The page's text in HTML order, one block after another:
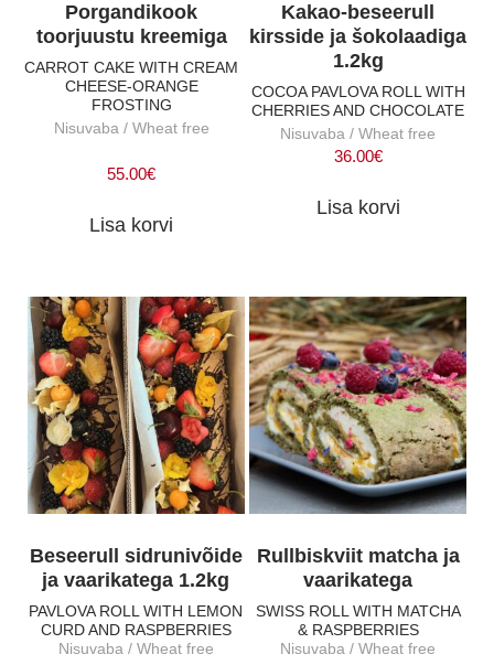
Porgandikook
toorjuustu kreemiga
CARROT CAKE WITH CREAM
CHEESE-ORANGE
FROSTING
Nisuvaba / Wheat free
55.00€
Lisa korvi
Kakao-beseerull
kirsside ja šokolaadiga
1.2kg
COCOA PAVLOVA ROLL WITH
CHERRIES AND CHOCOLATE
Nisuvaba / Wheat free
36.00€
Lisa korvi
Beseerull sidrunivõide
ja vaarikatega 1.2kg
PAVLOVA ROLL WITH LEMON
CURD AND RASPBERRIES
Nisuvaba / Wheat free
Rullbiskviit matcha ja
vaarikatega
SWISS ROLL WITH MATCHA
& RASPBERRIES
Nisuvaba / Wheat free